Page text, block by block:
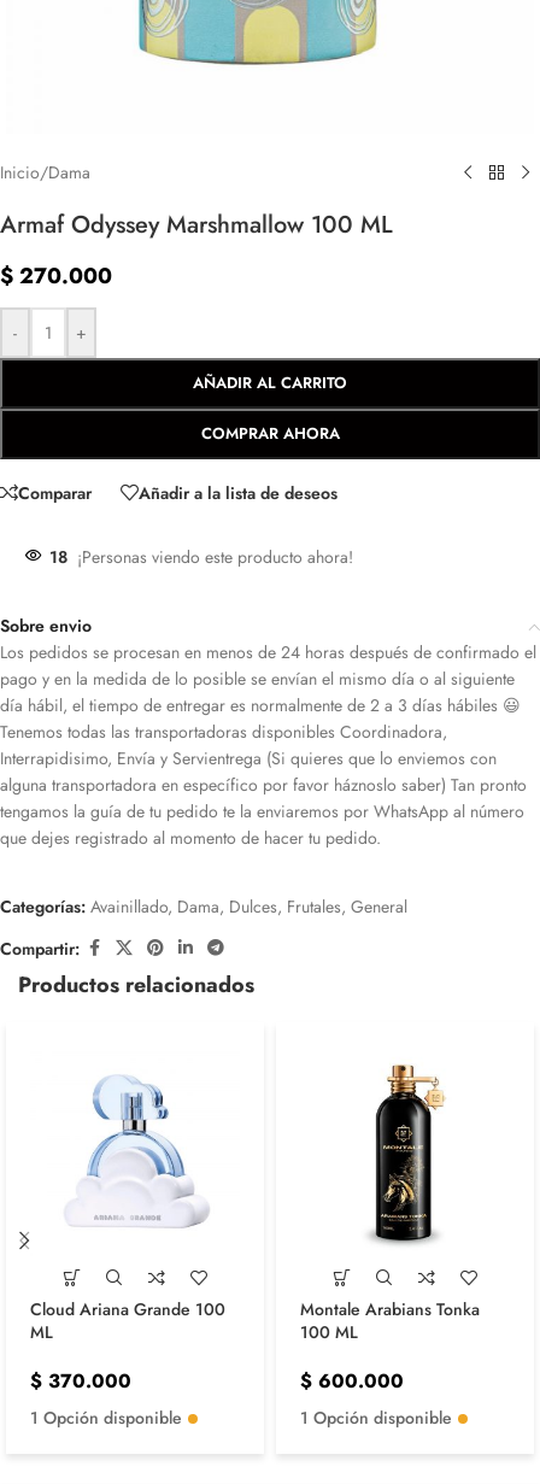
Inicio/Dama
Armaf Odyssey Marshmallow 100 ML
$270.000
- +
AÑADIR AL CARRITO
COMPRAR AHORA
Comparar Añadir a la lista de deseos
18 ¡Personas viendo este producto ahora!
Sobre envio
Los pedidos se procesan en menos de 24 horas después de confirmado el
pago y en la medida de lo posible se envían el mismo día o al siguiente
día hábil, el tiempo de entregar es normalmente de 2 a 3 días hábiles 😃
Tenemos todas las transportadoras disponibles Coordinadora,
Interrapidisimo, Envía y Servientrega (Si quieres que lo enviemos con
alguna transportadora en específico por favor háznoslo saber) Tan pronto
tengamos la guía de tu pedido te la enviaremos por WhatsApp al número
que dejes registrado al momento de hacer tu pedido.
Categorías: Avainillado, Dama, Dulces, Frutales, General
Compartir:
Productos relacionados
Cloud Ariana Grande 100
ML
$ 370.000
1 Opción disponible
Montale Arabians Tonka
100 ML
$ 600.000
1 Opción disponible